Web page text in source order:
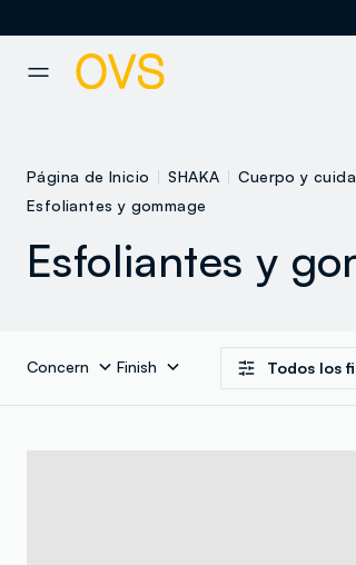
Página de Inicio SHAKA
Cuerpo y
Esfoliantes y gommage
Esfoliantes y
Concern Finish Todos los